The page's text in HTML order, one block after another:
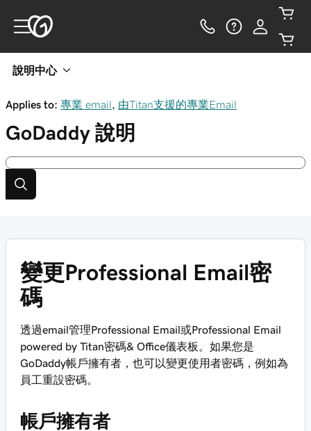
說明中心
Applies to: 專業 email 由Titan支援的專業Email
GoDaddy 說明
變更Professional Email密
碼
透過email管理Professional Email或Professional Email
powered by Titan密碼& Office儀表板。如果您是
GoDaddy帳戶擁有者，也可以變更使用者密碼，例如為
員工重設密碼。
帳戶擁有者